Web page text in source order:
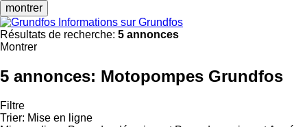
montrer
Informations sur Grundfos
Résultats de recherche: 5 annonces
Montrer
5 annonces: Motopompes Grundfos
Filtre
Trier: Mise en ligne